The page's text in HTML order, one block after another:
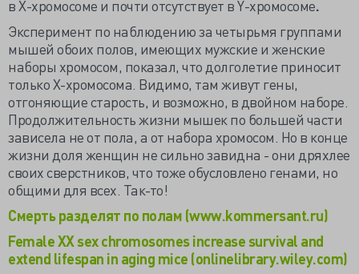
в Х-хромосоме и почти отсутствует в Y-хромосоме.
Эксперимент по наблюдению за четырьмя группами
мышей обоих полов, имеющих мужские и женские
наборы хромосом, показал, что долголетие приносит
только Х-хромосома. Видимо, там живут гены,
отгоняющие старость, и возможно, в двойном наборе.
Продолжительность жизни мышек по большей части
зависела не от пола, а от набора хромосом. Но в конце
жизни доля женщин не сильно завидна - они дряхлее
своих сверстников, что тоже обусловлено генами, но
общими для всех. Так-то!
Смерть разделят по полам (www.kommersant.ru)
Female XX sex chromosomes increase survival and
extend lifespan in aging mice (onlinelibrary.wiley.com)